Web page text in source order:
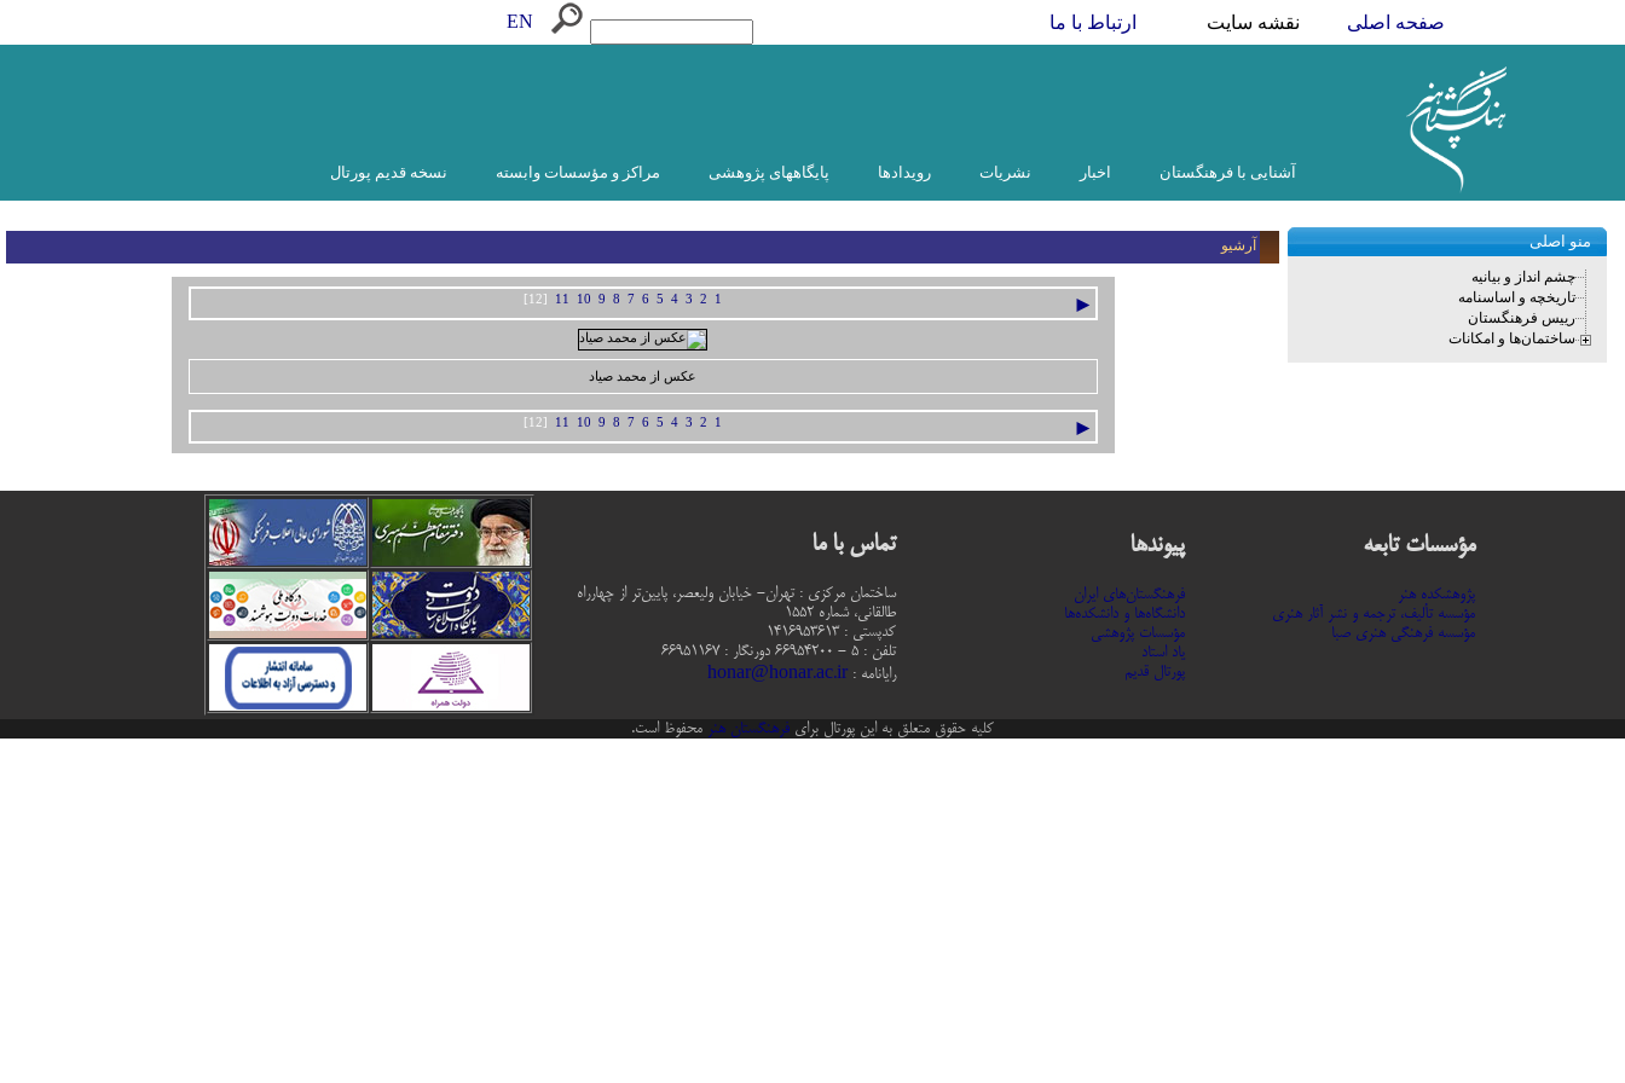
صفحه اصلی نقشه سایت ارتباط با ما EN
آشنایی با فرهنگستان اخبار نشریات رویدادها پایگاههای پژوهشی مراکز و مؤسسات وابسته نسخه قدیم پورتال
آرشیو
1
2
3
4
5
6
7
8
9
10
11
[12] ►
عکس از محمد صياد
1
2
3
4
5
6
7
8
9
10
11
[12] ►
منو اصلی
چشم انداز و بیانیه
تاریخچه و اساسنامه
رییس فرهنگستان
ساختمان‌ها و امکانات
مؤسسات تابعه
پژوهشکده هنر
مؤسسه تألیف، ترجمه و نشر آثار هنری
مؤسسه فرهنگی هنری صبا
پیوندها
فرهنگستان‌های ایران
دانشگاه‌ها و دانشکده‌ها
مؤسسات پژوهشی
یاد استاد
پورتال قدیم
تماس با ما
ساختمان مرکزی : تهران- خیابان ولیعصر، پایین‌تر از چهارراه
طالقانی، شماره 1552
كدپستي : 1416953613
تلفن : 5 - 66954200 دورنگار : 66951167
رایانامه : honar@honar.ac.ir
کلیه حقوق متعلق به این پورتال برای فرهنگستان هنر محفوظ است.